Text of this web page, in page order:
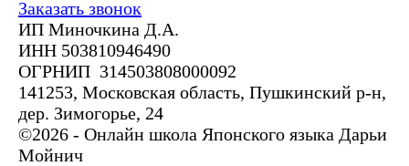
Заказать звонок
ИП Миночкина Д.А.
ИНН 503810946490
ОГРНИП 314503808000092
141253, Московская область, Пушкинский р-н,
дер. Зимогорье, 24
©2026 - Онлайн школа Японского языка Дарьи
Мойнич